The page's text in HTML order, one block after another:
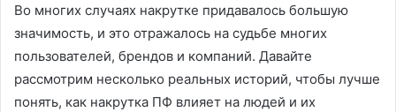
Во многих случаях накрутке придавалось большую
значимость, и это отражалось на судьбе многих
пользователей, брендов и компаний. Давайте
рассмотрим несколько реальных историй, чтобы лучше
понять, как накрутка ПФ влияет на людей и их